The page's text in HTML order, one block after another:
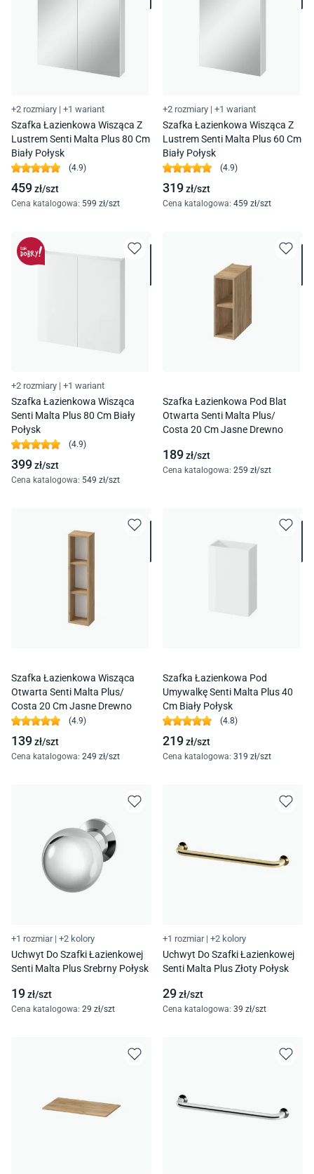
+2 rozmiary | +1 wariant
Szafka Łazienkowa Wisząca Z
Lustrem Senti Malta Plus 80 Cm
Biały Połysk
(4.9)
459zł/szt
Cena katalogowa: 599 zł/szt
+2 rozmiary | +1 wariant
Szafka Łazienkowa Wisząca Z
Lustrem Senti Malta Plus 60 Cm
Biały Połysk
(4.9)
319zł/szt
Cena katalogowa: 459 zł/szt
+2 rozmiary | +1 wariant
Szafka Łazienkowa Wisząca
Senti Malta Plus 80 Cm Biały
Połysk
(4.9)
399zł/szt
Cena katalogowa: 549 zł/szt
Szafka Łazienkowa Pod Blat
Otwarta Senti Malta Plus/
Costa 20 Cm Jasne Drewno
189zł/szt
Cena katalogowa: 259 zł/szt
Szafka Łazienkowa Wisząca
Otwarta Senti Malta Plus/
Costa 20 Cm Jasne Drewno
(4.9)
139zł/szt
Cena katalogowa: 249 zł/szt
Szafka Łazienkowa Pod
Umywalkę Senti Malta Plus 40
Cm Biały Połysk
(4.8)
219zł/szt
Cena katalogowa: 319 zł/szt
+1 rozmiar | +2 kolory
Uchwyt Do Szafki Łazienkowej
Senti Malta Plus Srebrny Połysk
19zł/szt
Cena katalogowa: 29 zł/szt
+1 rozmiar | +2 kolory
Uchwyt Do Szafki Łazienkowej
Senti Malta Plus Złoty Połysk
29zł/szt
Cena katalogowa: 39 zł/szt